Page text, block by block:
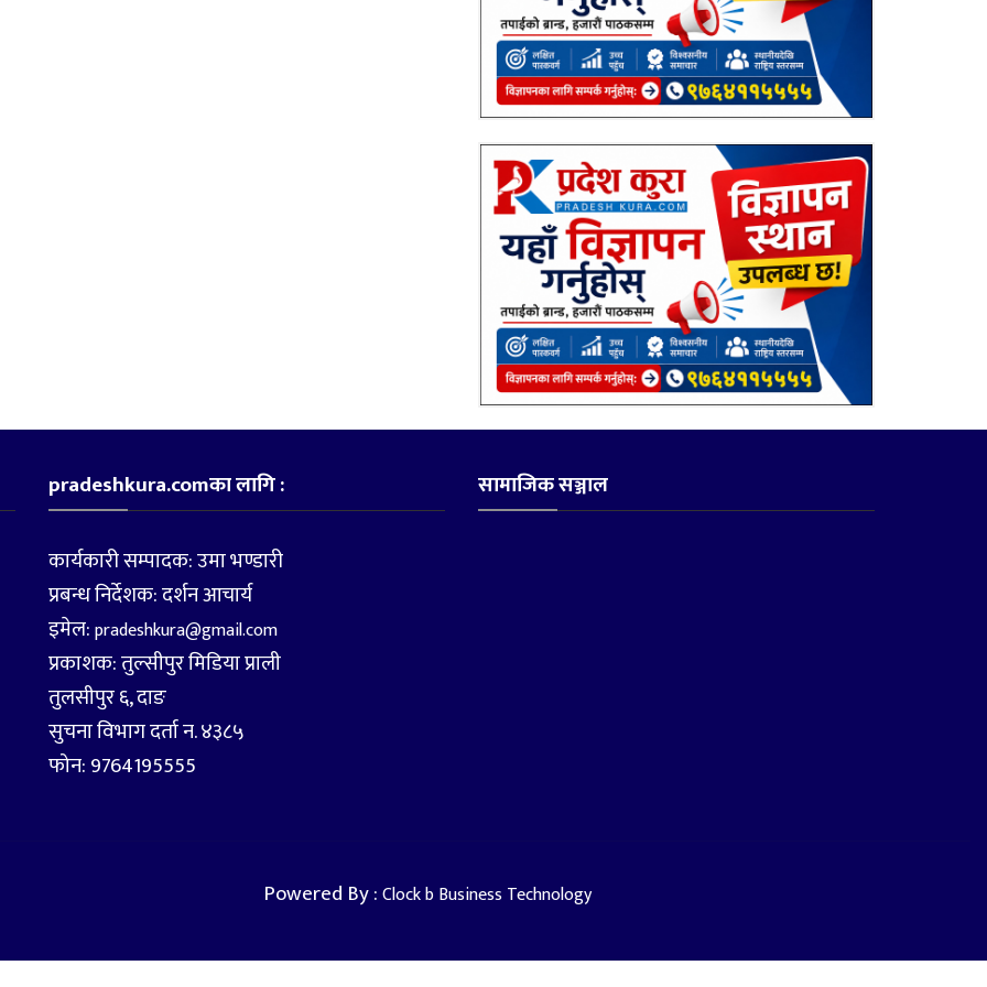
pradeshkura.comका लागि :
कार्यकारी सम्पादक: उमा भण्डारी
प्रबन्ध निर्देशक: दर्शन आचार्य
इमेल:pradeshkura@gmail.com
प्रकाशक: तुल्सीपुर मिडिया प्राली
तुलसीपुर ६, दाङ
सुचना विभाग दर्ता न. ४३८५
फोन: 9764195555
सामाजिक सञ्जाल
Powered By :Clock b Business Technology